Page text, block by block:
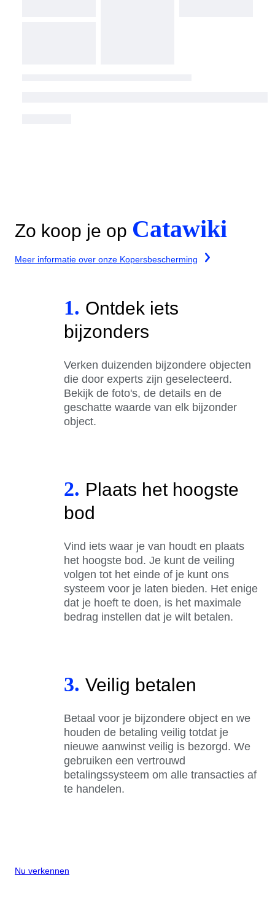
Zo koop je op Catawiki
Meer informatie over onze Kopersbescherming
1. Ontdek iets
bijzonders
Verken duizenden bijzondere objecten
die door experts zijn geselecteerd.
Bekijk de foto's, de details en de
geschatte waarde van elk bijzonder
object.
2. Plaats het hoogste
bod
Vind iets waar je van houdt en plaats
het hoogste bod. Je kunt de veiling
volgen tot het einde of je kunt ons
systeem voor je laten bieden. Het enige
dat je hoeft te doen, is het maximale
bedrag instellen dat je wilt betalen.
3. Veilig betalen
Betaal voor je bijzondere object en we
houden de betaling veilig totdat je
nieuwe aanwinst veilig is bezorgd. We
gebruiken een vertrouwd
betalingssysteem om alle transacties af
te handelen.
Nu verkennen